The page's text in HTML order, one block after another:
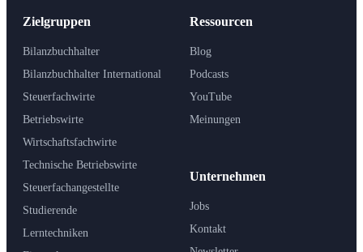
Zielgruppen
Bilanzbuchhalter
Bilanzbuchhalter International
Steuerfachwirte
Betriebswirte
Wirtschaftsfachwirte
Technische Betriebswirte
Steuerfachangestellte
Studierende
Lerntechniken
Ressourcen
Blog
Podcasts
YouTube
Meinungen
Unternehmen
Jobs
Kontakt